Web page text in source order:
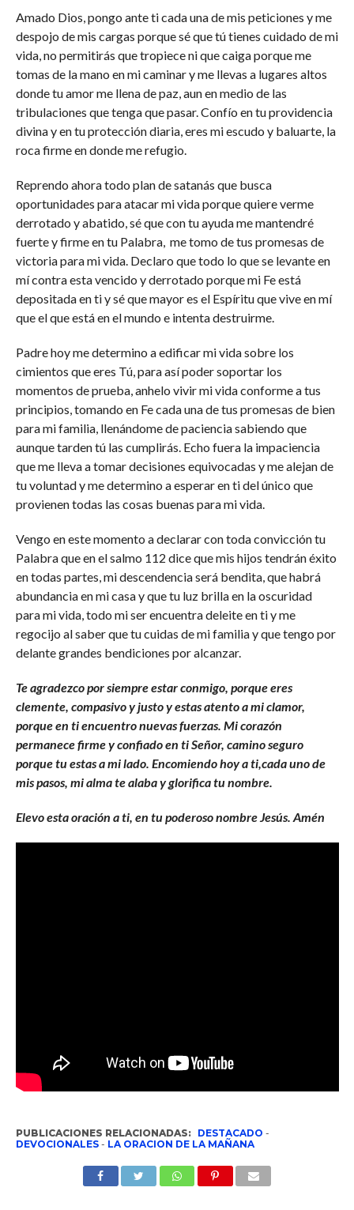
Amado Dios, pongo ante ti cada una de mis peticiones y me
despojo de mis cargas porque sé que tú tienes cuidado de mi
vida, no permitirás que tropiece ni que caiga porque me
tomas de la mano en mi caminar y me llevas a lugares altos
donde tu amor me llena de paz, aun en medio de las
tribulaciones que tenga que pasar. Confío en tu providencia
divina y en tu protección diaria, eres mi escudo y baluarte, la
roca firme en donde me refugio.
Reprendo ahora todo plan de satanás que busca
oportunidades para atacar mi vida porque quiere verme
derrotado y abatido, sé que con tu ayuda me mantendré
fuerte y firme en tu Palabra, me tomo de tus promesas de
victoria para mi vida. Declaro que todo lo que se levante en
mí contra esta vencido y derrotado porque mi Fe está
depositada en ti y sé que mayor es el Espíritu que vive en mí
que el que está en el mundo e intenta destruirme.
Padre hoy me determino a edificar mi vida sobre los
cimientos que eres Tú, para así poder soportar los
momentos de prueba, anhelo vivir mi vida conforme a tus
principios, tomando en Fe cada una de tus promesas de bien
para mi familia, llenándome de paciencia sabiendo que
aunque tarden tú las cumplirás. Echo fuera la impaciencia
que me lleva a tomar decisiones equivocadas y me alejan de
tu voluntad y me determino a esperar en ti del único que
provienen todas las cosas buenas para mi vida.
Vengo en este momento a declarar con toda convicción tu
Palabra que en el salmo 112 dice que mis hijos tendrán éxito
en todas partes, mi descendencia será bendita, que habrá
abundancia en mi casa y que tu luz brilla en la oscuridad
para mi vida, todo mi ser encuentra deleite en ti y me
regocijo al saber que tu cuidas de mi familia y que tengo por
delante grandes bendiciones por alcanzar.
Te agradezco por siempre estar conmigo, porque eres
clemente, compasivo y justo y estas atento a mi clamor,
porque en ti encuentro nuevas fuerzas. Mi corazón
permanece firme y confiado en ti Señor, camino seguro
porque tu estas a mi lado. Encomiendo hoy a ti,cada uno de
mis pasos, mi alma te alaba y glorifica tu nombre.
Elevo esta oración a ti, en tu poderoso nombre Jesús. Amén
PUBLICACIONES RELACIONADAS: DESTACADO -
DEVOCIONALES- LA ORACION DE LA MAÑANA